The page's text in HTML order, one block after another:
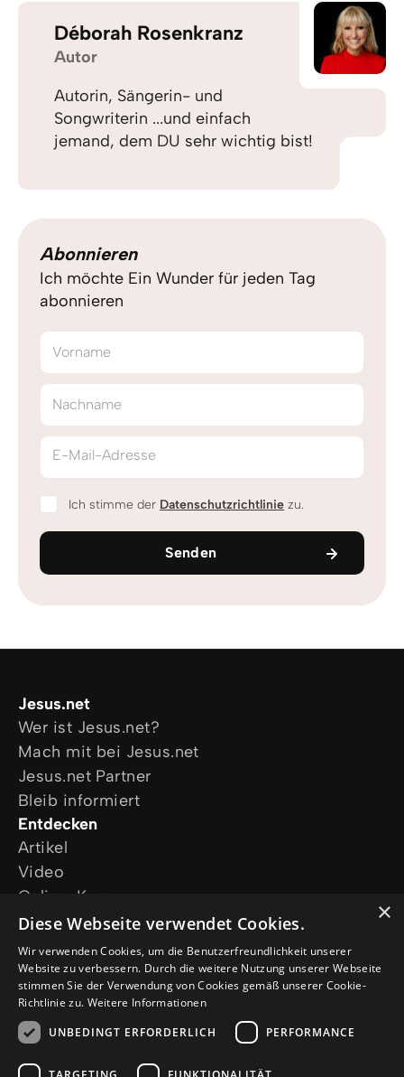
Déborah Rosenkranz
Autor
Autorin, Sängerin- und
Songwriterin ...und einfach
jemand, dem DU sehr wichtig bist!
Abonnieren
Ich möchte Ein Wunder für jeden Tag
abonnieren
Vorname
Nachname
E-Mail-Adresse
Ich stimme der Datenschutzrichtlinie zu.
Senden
Jesus.net
Wer ist Jesus.net?
Mach mit bei Jesus.net
Jesus.net Partner
Bleib informiert
Entdecken
Artikel
Video
Online-Kurse
Unsere Projekte
Ich wünsche mir Gebet
Ich habe eine Frage
Folge uns
×
Diese Webseite verwendet Cookies.
Wir verwenden Cookies, um die Benutzerfreundlichkeit unserer
Website zu verbessern. Durch die weitere Nutzung unserer Webseite
stimmen Sie der Verwendung von Cookies gemäß unserer Cookie-
Richtlinie zu. Weitere Informationen
UNBEDINGT ERFORDERLICH
PERFORMANCE